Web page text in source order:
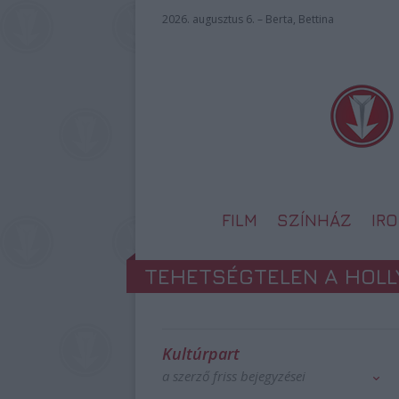
2026. augusztus 6. – Berta, Bettina
FILM SZÍNHÁZ
TEHETSÉGTELEN A
Kultúrpart
a szerző friss bejegyzései